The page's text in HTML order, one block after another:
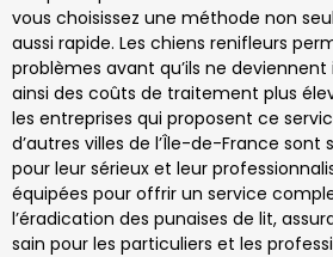
vous choisissez une méthode non
aussi rapide. Les chiens renifleurs
problèmes avant qu’ils ne
ainsi des coûts de traitement plus
les entreprises qui proposent ce
d’autres villes de l’Île-de-France
pour leur sérieux et leur
équipées pour offrir un service
l’éradication des punaises de lit,
sain pour les particuliers et les